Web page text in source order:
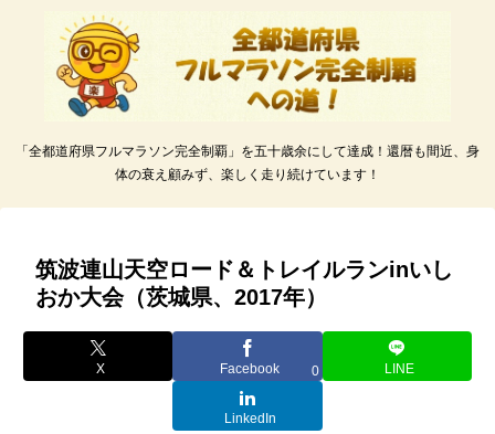
「全都道府県フルマラソン完全制覇」を五十歳余にして達成！還暦も間近、身
体の衰え顧みず、楽しく走り続けています！
筑波連山天空ロード＆トレイルランinいし
おか大会（茨城県、2017年）
X Facebook 0 LINE
LinkedIn